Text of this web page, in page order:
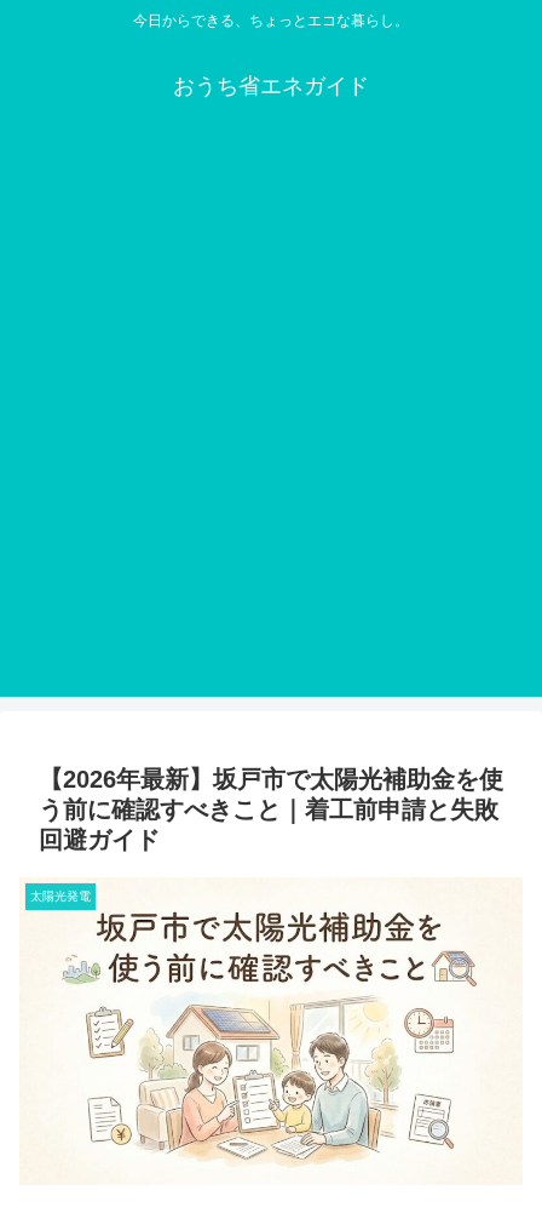
今日からできる、ちょっとエコな暮らし。
おうち省エネガイド
【2026年最新】坂戸市で太陽光補助金を使
う前に確認すべきこと｜着工前申請と失敗
回避ガイド
太陽光発電